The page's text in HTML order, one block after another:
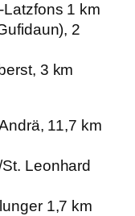
1 km
2
3 km
11,7 km
Leonhard
1,7 km